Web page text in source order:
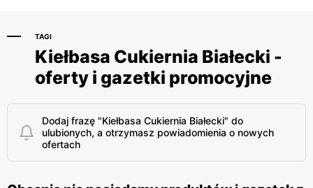
TAGI
Kiełbasa Cukiernia Białecki -
oferty i gazetki promocyjne
Dodaj frazę "Kiełbasa Cukiernia Białecki" do
ulubionych, a otrzymasz powiadomienia o nowych
ofertach